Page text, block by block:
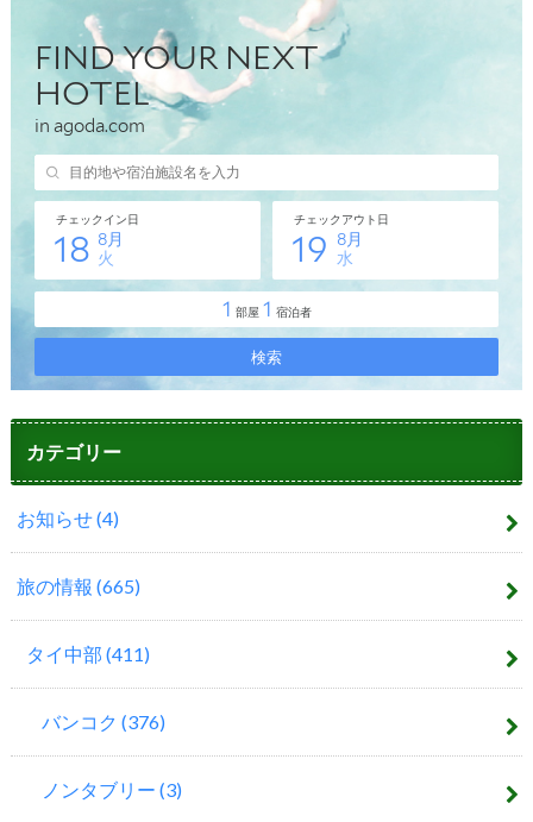
カテゴリー
お知らせ(4)
旅の情報 (665)
タイ中部 (411)
バンコク (376)
ノンタブリー (3)